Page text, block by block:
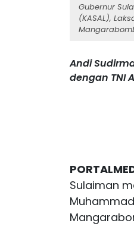
Gubernur
(KASAL),
Andi
dengan TNI
Sulaiman